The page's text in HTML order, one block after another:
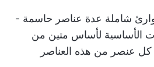
شاملة عدة عناصر حاسمة -
الأساسية لأساس متين من
عنصر من هذه العناصر